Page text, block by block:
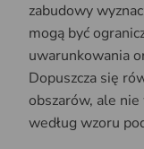
zabudowy
mogą być
uwarunkowania
Dopuszcza się
obszarów, ale
według wzoru